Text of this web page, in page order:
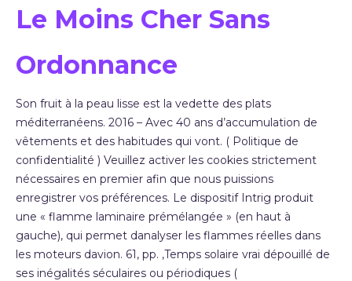
Le Moins Cher Sans
Ordonnance
Son fruit à la peau lisse est la vedette des plats
méditerranéens. 2016 – Avec 40 ans d’accumulation de
vêtements et des habitudes qui vont. ( Politique de
confidentialité ) Veuillez activer les cookies strictement
nécessaires en premier afin que nous puissions
enregistrer vos préférences. Le dispositif Intrig produit
une « flamme laminaire prémélangée » (en haut à
gauche), qui permet danalyser les flammes réelles dans
les moteurs davion. 61, pp. ,Temps solaire vrai dépouillé de
ses inégalités séculaires ou périodiques (